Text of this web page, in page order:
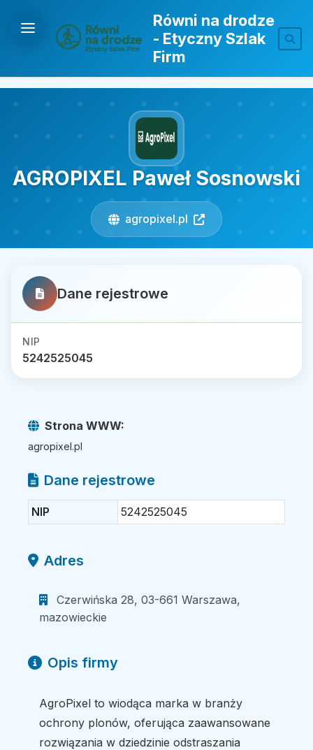
Równi na drodze
- Etyczny Szlak
Firm
AGROPIXEL Paweł Sosnowski
agropixel.pl
Dane rejestrowe
NIP
5242525045
Strona WWW:
agropixel.pl
Dane rejestrowe
NIP 5242525045
Adres
Czerwińska 28, 03-661 Warszawa,
mazowieckie
Opis firmy
AgroPixel to wiodąca marka w branży
ochrony plonów, oferująca zaawansowane
rozwiązania w dziedzinie odstraszania